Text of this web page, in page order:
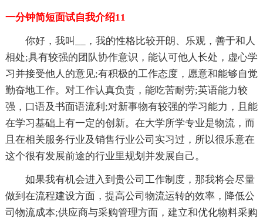
一分钟简短面试自我介绍11
你好，我叫__，我的性格比较开朗、乐观，善于和人
相处;具有较强的团队协作意识，能认可他人长处，虚心学
习并接受他人的意见;有积极的工作态度，愿意和能够自觉
勤奋地工作。对工作认真负责，能吃苦耐劳;英语能力较
强，口语及书面语流利;对新事物有较强的学习能力，且能
在学习基础上有一定的创新。在大学所学专业是物流，而
且在相关服务行业及销售行业公司实习过，所以很乐意在
这个很有发展前途的行业里规划并发展自己。
如果我有机会进入到贵公司工作制度，那我将会尽量
做到在流程建设方面，提高公司物流运转的效率，降低公
司物流成本;供应商与采购管理方面，建立和优化物料采购